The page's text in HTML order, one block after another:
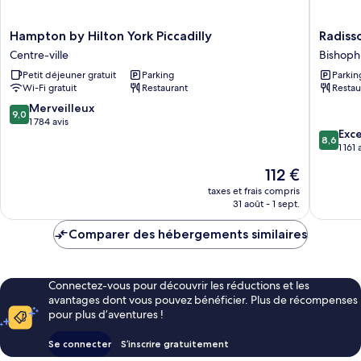
Hampton
by
Hilton
York
Piccadilly
Centre-
ville
Hampton by Hilton York Piccadilly
Centre-ville
Petit déjeuner gratuit
Parking
Wi-Fi gratuit
Restaurant
9.0
sur
9,0 Merveilleux
1 784 avis
Le
nouveau
prix
de
112 €
taxes et frais compris
31 août - 1 sept.
Hotel
York
8.6
sur
8,6
1 161
Comparer des hébergements similaires
Connectez-vous pour découvrir les réductions et les
avantages dont vous pouvez bénéficier. Plus de récompenses
pour plus d’aventures !
Se connecter S’inscrire gratuitement